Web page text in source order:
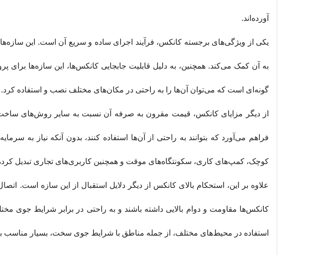
آورده‌اند.
یکی از ویژگی‌های برجسته کانکس‌، فرآیند اجرای ساده و سریع آن است. این
به آن کمک می‌کند. همچنین، به دلیل قابلیت جابجایی کانکس‌ها، این سازه‌ها برای
گونه‌ای است که می‌توان آن‌ها را به راحتی در مکان‌های مختلف نصب و استفاده کرد.
از دیگر مزایای کانکس، قیمت مقرون به صرفه آن نسبت به سایر روش‌های ساخت
فراهم می‌آورد که بتوانند به راحتی از آن‌ها استفاده کنند، بدون آنکه نیاز به
کوچک، کمپ‌های کاری، سکونتگاه‌های موقت و همچنین کاربری‌های تجاری تبدیل
علاوه بر این، استحکام بالای کانکس از دیگر دلایل استقبال از این سازه
کانکس‌ها مقاومت و دوام بالایی داشته باشند و به راحتی در برابر شرایط
استفاده در محیط‌های مختلف، از جمله مناطق با شرایط جوی سخت، بسیار مناسب